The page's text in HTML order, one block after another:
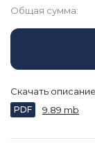
Общая сумма:
Скачать описание
PDF 9.89 mb